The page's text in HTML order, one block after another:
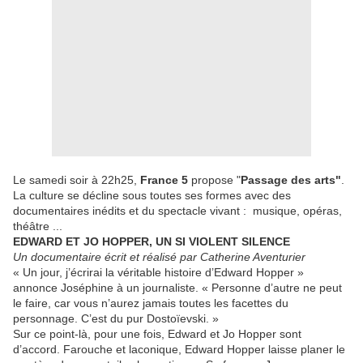
Le samedi soir à 22h25, France 5 propose "Passage des arts"
La culture se décline sous toutes ses formes avec des
documentaires inédits et du spectacle vivant : musique, opéras,
théâtre ...
EDWARD ET JO HOPPER, UN SI VIOLENT SILENCE
Un documentaire écrit et réalisé par Catherine Aventurier
« Un jour, j’écrirai la véritable histoire d’Edward Hopper »
annonce Joséphine à un journaliste. « Personne d’autre ne peut
le faire, car vous n’aurez jamais toutes les facettes du
personnage. C’est du pur Dostoïevski. »
Sur ce point-là, pour une fois, Edward et Jo Hopper sont
d’accord. Farouche et laconique, Edward Hopper laisse planer le